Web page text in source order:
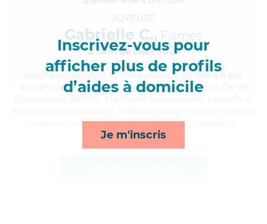
Inscrivez-vous pour
afficher plus de profils
d’aides à domicile
Je m'inscris
JOYEUSE
Gabrielle C., Fismes
à 5km de chez Vous
, énergique et chaleureuse, Gabrielle a 8 ans
d'expérience et possède un diplôme d'Assistante De Vie
mobilité, compagnie/loisirs, rappels et transports*